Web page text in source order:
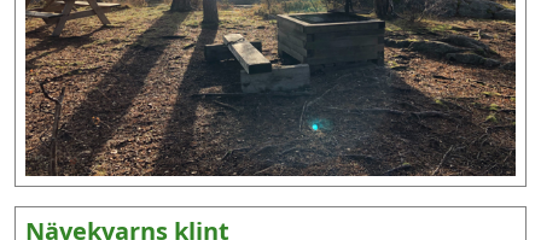
Nävekvarns klint